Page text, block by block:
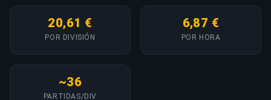
20,61 €
POR DIVISIÓN
6,87 €
POR HORA
~36
PARTIDAS/DIV